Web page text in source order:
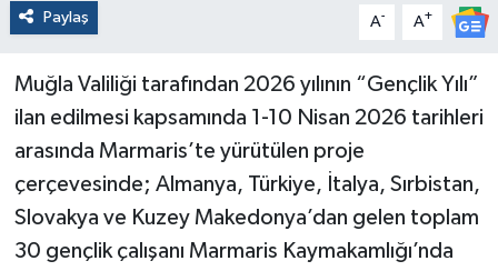
Paylaş A- A+
Muğla Valiliği tarafından 2026 yılının “Gençlik Yılı”
ilan edilmesi kapsamında 1-10 Nisan 2026 tarihleri
arasında Marmaris’te yürütülen proje
çerçevesinde; Almanya, Türkiye, İtalya, Sırbistan,
Slovakya ve Kuzey Makedonya’dan gelen toplam
30 gençlik çalışanı Marmaris Kaymakamlığı’nda